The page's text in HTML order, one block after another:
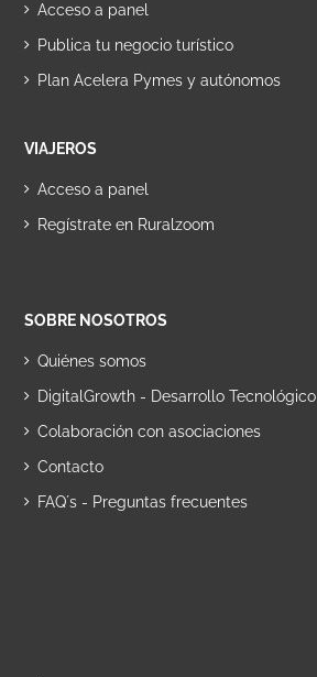
Acceso a panel
Publica tu negocio turístico
Plan Acelera Pymes y autónomos
VIAJEROS
Acceso a panel
Regístrate en Ruralzoom
SOBRE NOSOTROS
Quiénes somos
DigitalGrowth - Desarrollo Tecnológico
Colaboración con asociaciones
Contacto
FAQ´s - Preguntas frecuentes